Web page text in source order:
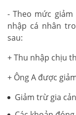
- Theo mức
nhập cá nhân
sau:
+ Thu nhập chịu
+ Ông A được
Giảm trừ gia